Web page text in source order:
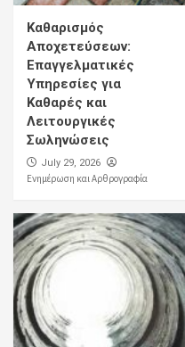
Καθαρισμός
Αποχετεύσεων:
Επαγγελματικές
Υπηρεσίες για
Καθαρές και
Λειτουργικές
Σωληνώσεις
July 29, 2026
Ενημέρωση και Αρθρογραφία